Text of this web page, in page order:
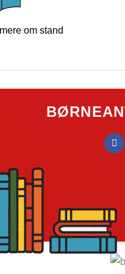
om stand